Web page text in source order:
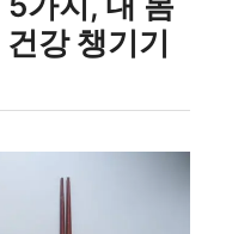
강 챙기기